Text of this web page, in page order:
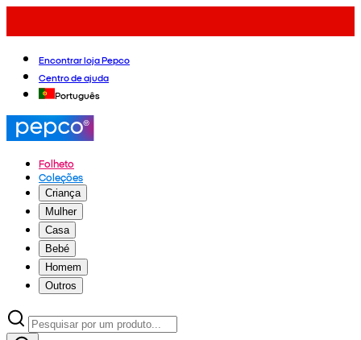
Encontrar loja Pepco
Centro de ajuda
Português
Folheto
Coleções
Criança
Mulher
Casa
Bebé
Homem
Outros